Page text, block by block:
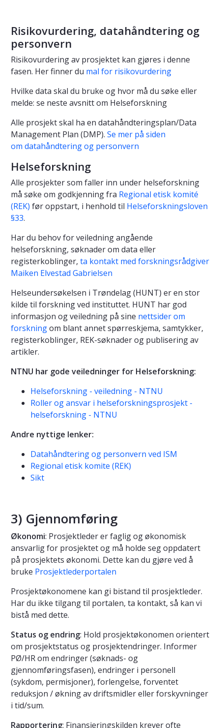
Risikovurdering, datahåndtering og
personvern
Risikovurdering av prosjektet kan gjøres i denne
fasen. Her finner du mal for risikovurdering
Hvilke data skal du bruke og hvor må du søke eller
melde: se neste avsnitt om Helseforskning
Alle prosjekt skal ha en datahåndteringsplan/Data
Management Plan (DMP). Se mer på siden
om datahåndtering og personvern
Helseforskning
Alle prosjekter som faller inn under helseforskning
må søke om godkjenning fra Regional etisk komité
(REK) før oppstart, i henhold til Helseforskningsloven
§33.
Har du behov for veiledning angående
helseforskning, søknader om data eller
registerkoblinger, ta kontakt med forskningsrådgiver
Maiken Elvestad Gabrielsen
Helseundersøkelsen i Trøndelag (HUNT) er en stor
kilde til forskning ved instituttet. HUNT har god
informasjon og veiledning på sine nettsider om
forskningom blant annet spørreskjema, samtykker,
registerkoblinger, REK-søknader og publisering av
artikler.
NTNU har gode veiledninger for Helseforskning:
Helseforskning - veiledning - NTNU
Roller og ansvar i helseforskningsprosjekt -
helseforskning - NTNU
Andre nyttige lenker:
Datahåndtering og personvern ved ISM
Regional etisk komite (REK)
Sikt
3) Gjennomføring
Økonomi: Prosjektleder er faglig og økonomisk
ansvarlig for prosjektet og må holde seg oppdatert
på prosjektets økonomi. Dette kan du gjøre ved å
bruke Prosjektlederportalen
Prosjektøkonomene kan gi bistand til prosjektleder.
Har du ikke tilgang til portalen, ta kontakt, så kan vi
bistå med dette.
Status og endring: Hold prosjektøkonomen orientert
om prosjektstatus og prosjektendringer. Informer
PØ/HR om endringer (søknads- og
gjennomføringsfasen), endringer i personell
(sykdom, permisjoner), forlengelse, forventet
reduksjon / økning av driftsmidler eller forskyvninger
i tid/sum.
Rapportering: Finansieringskilden krever ofte